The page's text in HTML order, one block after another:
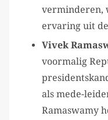
verminderen,
ervaring uit
Vivek
voormalig
als mede-
Ramaswamy